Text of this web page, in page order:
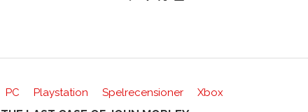
PC Playstation Spelrecensioner Xbox